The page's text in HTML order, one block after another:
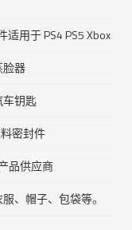
用于 PS4 PS5 Xbox
脸器
钥匙
密封件
品供应商
、帽子、包袋等。